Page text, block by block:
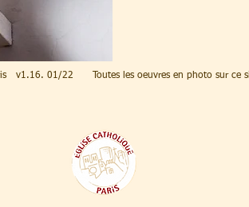
v1.16. 01/22 Toutes les oeuvres en photo sur ce